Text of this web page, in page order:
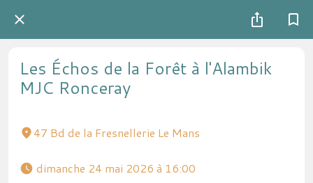
Les Échos de la Forêt à l'Alambik
MJC Ronceray
47 Bd de la Fresnellerie Le Mans
dimanche 24 mai 2026 à 16:00